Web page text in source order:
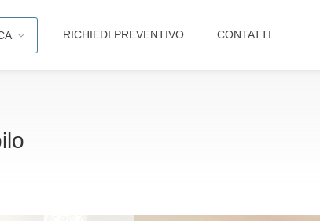
RICHIEDI PREVENTIVO CONTATTI